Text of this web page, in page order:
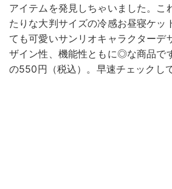
アイテムを発見しちゃいました。こ
たりな大判サイズの冷感お昼寝ケッ
ても可愛いサンリオキャラクターデ
ザイン性、機能性ともに◎な商品で
の550円（税込）。早速チェックし